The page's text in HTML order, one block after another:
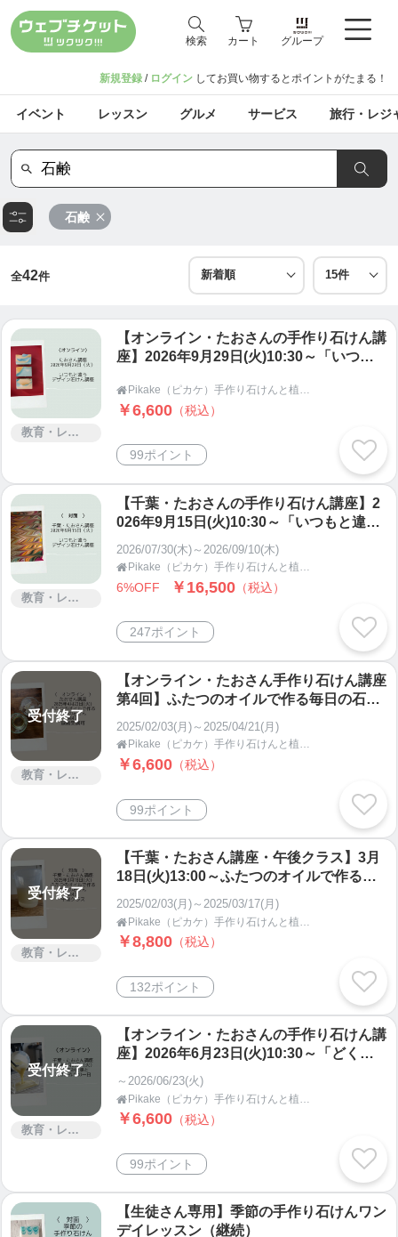
検索 カート グループ
新規登録 / ログイン してお買い物するとポイントがたまる！
イベント レッスン グルメ サービス 旅行・レジ
石鹸
全42件
教育・レッスン・講習
【オンライン・たおさんの手作り石けん講
座】2026年9月29日(火)10:30～「いつも
（ピカケ）
 Pikake（ピカケ）手作り石けんと植物の手仕事教室 オンラインショップ
￥6,600 （税込）
99ポイント
教育・レッスン・講習
【千葉・たおさんの手作り石けん講座】2
026年9月15日(火)10:30～「いつもと違う
デザイン石けん講座」・Pikake（ピカ
ケ）
2026/07/30(木)～2026/09/10(木)
 Pikake（ピカケ）手作り石けんと植物の手仕事教室 オンラインショップ
6%OFF ￥16,500 （税込）
247ポイント
受付終了
教育・レッスン・講習
【オンライン・たおさん手作り石けん講座
第4回】ふたつのオイルで作る毎日の石け
2025/02/03(月)～2025/04/21(月)
 Pikake（ピカケ）手作り石けんと植物の手仕事教室 オンラインショップ
￥6,600 （税込）
99ポイント
受付終了
教育・レッスン・講習
【千葉・たおさん講座・午後クラス】3月
18日(火)13:00～ふたつのオイルで作る毎
2025/02/03(月)～2025/03/17(月)

￥8,800 （税込）
132ポイント
受付終了
教育・レッスン・講習
【オンライン・たおさんの手作り石けん講
座】2026年6月23日(火)10:30～「どくだ
み仕事と石けん作りの一日」・Pikake
（ピカケ）
～2026/06/23(火)

￥6,600 （税込）
99ポイント
【生徒さん専用】季節の手作り石けんワン
デイレッスン（継続）